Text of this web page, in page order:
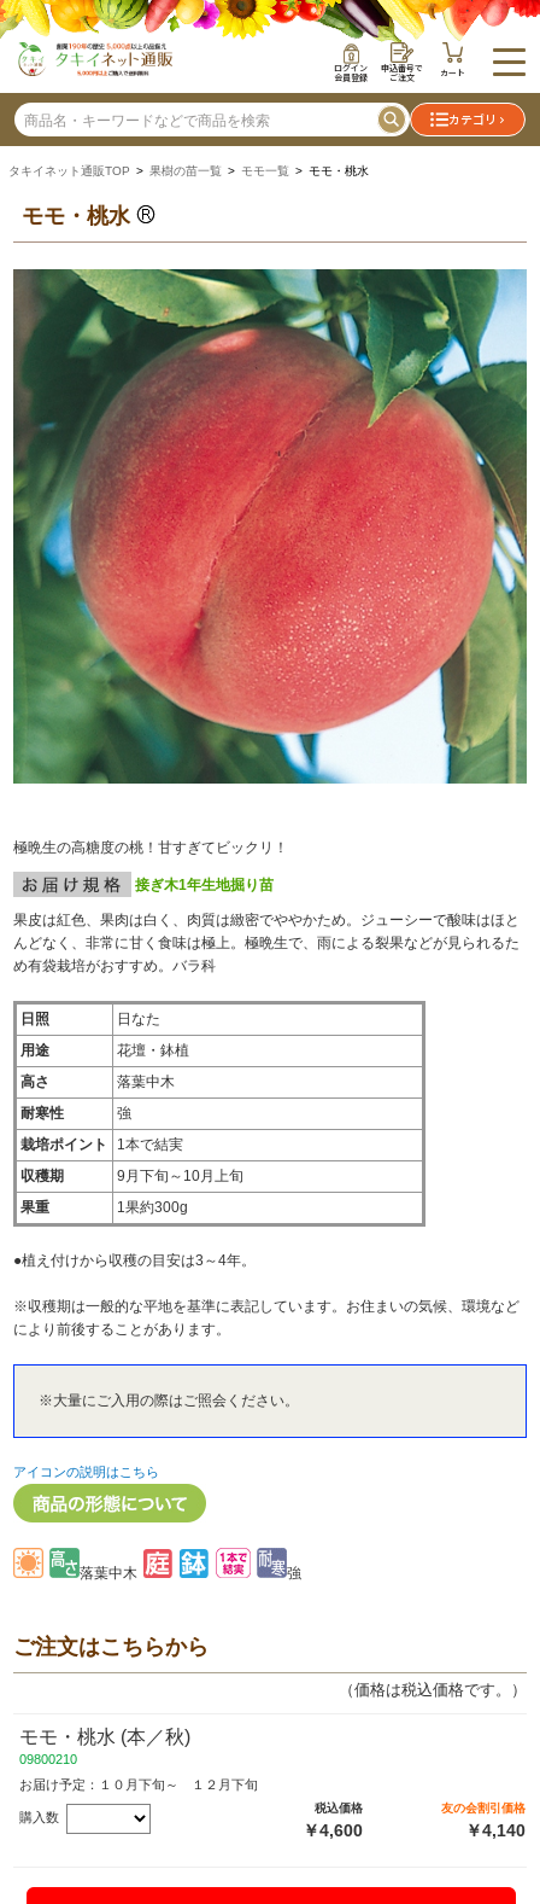
ログイン
会員登録
申込番号で
ご注文 カート
カテゴリ
タキイネット通販TOP > 果樹の苗一覧 > モモ一覧 > モモ・桃水
モモ・桃水
極晩生の高糖度の桃！甘すぎてビックリ！
接ぎ木1年生地掘り苗
果皮は紅色、果肉は白く、肉質は緻密でややかため。ジューシーで酸味はほと
んどなく、非常に甘く食味は極上。極晩生で、雨による裂果などが見られるた
め有袋栽培がおすすめ。バラ科
日照
日なた
用途
花壇・鉢植
高さ
落葉中木
耐寒性
強
栽培ポイント
1本で結実
収穫期
9月下旬～10月上旬
果重
1果約300g
●植え付けから収穫の目安は3～4年。
※収穫期は一般的な平地を基準に表記しています。お住まいの気候、環境など
により前後することがあります。
※大量にご入用の際はご照会ください。
アイコンの説明はこちら
落葉中木 強
ご注文はこちらから
（価格は税込価格です。）
モモ・桃水 (本／秋)
09800210
お届け予定：１０月下旬～ １２月下旬
購入数
税込価格
￥4,600
友の会割引価格
￥4,140